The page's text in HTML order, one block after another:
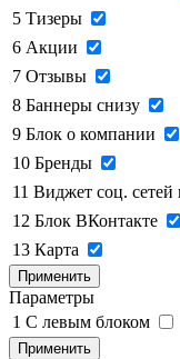
5 Тизеры
6 Акции
7 Отзывы
8 Баннеры снизу
9 Блок о компании
10 Бренды
11 Виджет соц. сетей
12 Блок ВКонтакте
13 Карта
Применить
Параметры
1 C левым блоком
Применить